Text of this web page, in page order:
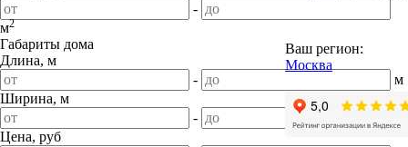
Ваш регион:
Москва
-
м2
Габариты дома
Длина, м
-
м
Ширина, м
-
Цена, руб